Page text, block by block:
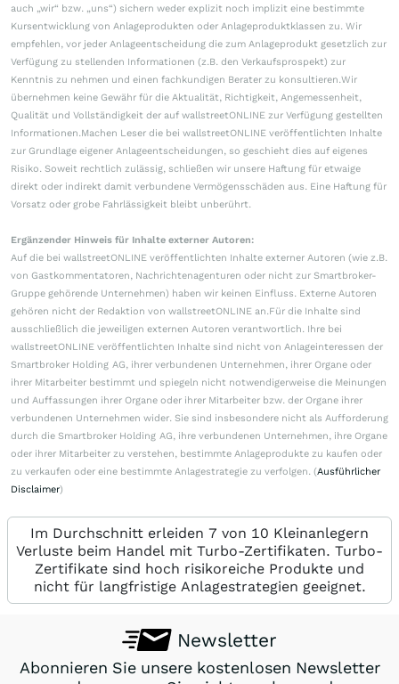
auch „wir“ bzw. „uns“) sichern weder explizit noch implizit eine bestimmte
Kursentwicklung von Anlageprodukten oder Anlageproduktklassen zu. Wir
empfehlen, vor jeder Anlageentscheidung die zum Anlageprodukt gesetzlich zur
Verfügung zu stellenden Informationen (z.B. den Verkaufsprospekt) zur
Kenntnis zu nehmen und einen fachkundigen Berater zu konsultieren.Wir
übernehmen keine Gewähr für die Aktualität, Richtigkeit, Angemessenheit,
Qualität und Vollständigkeit der auf wallstreetONLINE zur Verfügung gestellten
Informationen.Machen Leser die bei wallstreetONLINE veröffentlichten Inhalte
zur Grundlage eigener Anlageentscheidungen, so geschieht dies auf eigenes
Risiko. Soweit rechtlich zulässig, schließen wir unsere Haftung für etwaige
direkt oder indirekt damit verbundene Vermögensschäden aus. Eine Haftung für
Vorsatz oder grobe Fahrlässigkeit bleibt unberührt.
Ergänzender Hinweis für Inhalte externer Autoren:
Auf die bei wallstreetONLINE veröffentlichten Inhalte externer Autoren (wie z.B.
von Gastkommentatoren, Nachrichtenagenturen oder nicht zur Smartbroker-
Gruppe gehörende Unternehmen) haben wir keinen Einfluss. Externe Autoren
gehören nicht der Redaktion von wallstreetONLINE an.Für die Inhalte sind
ausschließlich die jeweiligen externen Autoren verantwortlich. Ihre bei
wallstreetONLINE veröffentlichten Inhalte sind nicht von Anlageinteressen der
Smartbroker Holding AG, ihrer verbundenen Unternehmen, ihrer Organe oder
ihrer Mitarbeiter bestimmt und spiegeln nicht notwendigerweise die Meinungen
und Auffassungen ihrer Organe oder ihrer Mitarbeiter bzw. der Organe ihrer
verbundenen Unternehmen wider. Sie sind insbesondere nicht als Aufforderung
durch die Smartbroker Holding AG, ihre verbundenen Unternehmen, ihre Organe
oder ihrer Mitarbeiter zu verstehen, bestimmte Anlageprodukte zu kaufen oder
zu verkaufen oder eine bestimmte Anlagestrategie zu verfolgen. (Ausführlicher
Disclaimer)
Im Durchschnitt erleiden 7 von 10 Kleinanlegern
Verluste beim Handel mit Turbo-Zertifikaten. Turbo-
Zertifikate sind hoch risikoreiche Produkte und
nicht für langfristige Anlagestrategien geeignet.
Newsletter
Abonnieren Sie unsere kostenlosen Newsletter